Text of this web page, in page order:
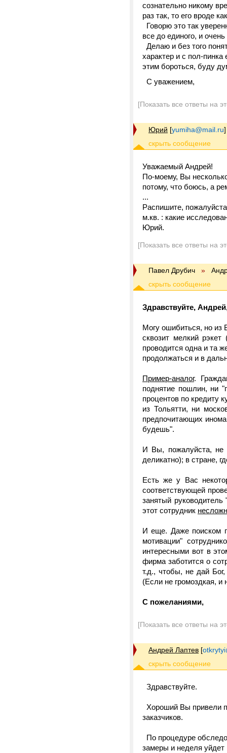
сознательно никому
раз так, то его вроде
Говорю это так
все до единого, и
Делаю и без того
характер и с пол-
этим бороться, буду
С уважением,
[Показать все ответы на
Юрий [yumiha@mail.ru]
Уважаемый Андрей!
По-моему, Вы
потому, что боюсь, а
...
Распишите,
м.кв. : какие
Юрий.
[Показать все ответы на
Павел Друбич »
Здравствуйте,
Могу ошибиться, но из
сквозит мелкий
проводится одна и та
продолжаться и в
Пример-аналог.
поднятие пошлин, ни
процентов по кредиту
из Тольятти, ни
предпочитающих
будешь".
И Вы, пожалуйста, не
деликатно); в стране,
Есть же у Вас
соответствующей
занятый
этот сотрудник
И еще. Даже поиском
мотивации"
интересными вот в
фирма заботится о
т.д., чтобы, не дай
(Если не громоздкая, и
С пожеланиями,
[Показать все ответы на
Андрей Лаптев [
Здравствуйте.
Хороший Вы привели
заказчиков.
По процедуре
замеры и неделя уйдет